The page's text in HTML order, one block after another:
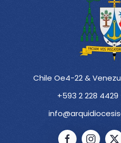
Chile Oe4-22 &
+593 2 228